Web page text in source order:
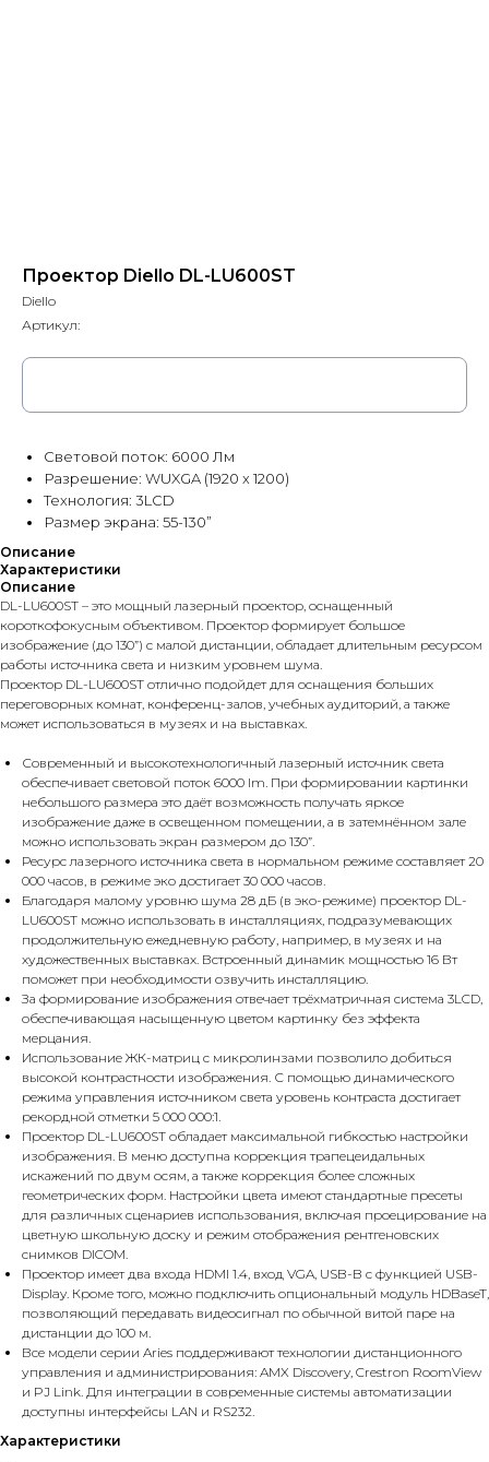
Проектор Diello DL-LU600ST
Diello
Артикул:
Световой поток: 6000 Лм
Разрешение: WUXGA (1920 x 1200)
Технология: 3LCD
Размер экрана: 55-130”
Описание
Характеристики
Описание
DL-LU600ST – это мощный лазерный проектор, оснащенный
короткофокусным объективом. Проектор формирует большое
изображение (до 130”) с малой дистанции, обладает длительным ресурсом
работы источника света и низким уровнем шума.
Проектор DL-LU600ST отлично подойдет для оснащения больших
переговорных комнат, конференц-залов, учебных аудиторий, а также
может использоваться в музеях и на выставках.
Современный и высокотехнологичный лазерный источник света
обеспечивает световой поток 6000 lm. При формировании картинки
небольшого размера это даёт возможность получать яркое
изображение даже в освещенном помещении, а в затемнённом зале
можно использовать экран размером до 130”.
Ресурс лазерного источника света в нормальном режиме составляет 20
000 часов, в режиме эко достигает 30 000 часов.
Благодаря малому уровню шума 28 дБ (в эко-режиме) проектор DL-
LU600ST можно использовать в инсталляциях, подразумевающих
продолжительную ежедневную работу, например, в музеях и на
художественных выставках. Встроенный динамик мощностью 16 Вт
поможет при необходимости озвучить инсталляцию.
За формирование изображения отвечает трёхматричная система 3LCD,
обеспечивающая насыщенную цветом картинку без эффекта
мерцания.
Использование ЖК-матриц с микролинзами позволило добиться
высокой контрастности изображения. С помощью динамического
режима управления источником света уровень контраста достигает
рекордной отметки 5 000 000:1.
Проектор DL-LU600ST обладает максимальной гибкостью настройки
изображения. В меню доступна коррекция трапецеидальных
искажений по двум осям, а также коррекция более сложных
геометрических форм. Настройки цвета имеют стандартные пресеты
для различных сценариев использования, включая проецирование на
цветную школьную доску и режим отображения рентгеновских
снимков DICOM.
Проектор имеет два входа HDMI 1.4, вход VGA, USB-B с функцией USB-
Display. Кроме того, можно подключить опциональный модуль HDBaseT,
позволяющий передавать видеосигнал по обычной витой паре на
дистанции до 100 м.
Все модели серии Aries поддерживают технологии дистанционного
управления и администрирования: AMX Discovery, Crestron RoomView
и PJ Link. Для интеграции в современные системы автоматизации
доступны интерфейсы LAN и RS232.
Характеристики